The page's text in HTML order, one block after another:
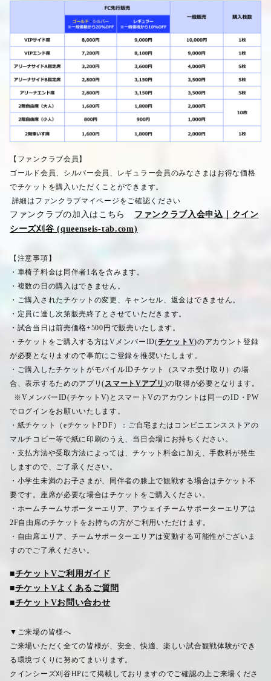
【ファンクラブ会員】
ゴールド会員、シルバー会員、レギュラー会員のみなさまはお得な価格
でチケットを購入いただくことができます。
詳細はファンクラブマイページをご確認ください
ファンクラブの加入はこちら ファンクラブ入会申込｜クイン
シーズ刈谷 (queenseis-tab.com)
【注意事項】
・車椅子料金は同伴者1名を含みます。
・複数の日の購入はできません。
・ご購入されたチケットの変更、キャンセル、返金はできません。
・定員に達し次第販売終了とさせていただきます。
・試合当日は前売価格+500 円で販売いたします。
・チケットをご購入する方はV メンバーID(チケットV)のアカウント登録
が必要となりますので事前にご登録を推奨いたします。
・ご購入したチケットがモバイルIDチケット（スマホ受け取り）の場
合、表示するためのアプリ(スマートVアプリ )の取得が必要となります。
※V メンバーID(チケット V) とスマートVのアカウントは同一のID ・PW
でログインをお願いいたします。
・紙チケット（ eチケットPDF ）：ご自宅またはコンビニエンスストアの
マルチコピー等で紙に印刷のうえ、当日会場にお持ちください。
・支払方法や受取方法によっては、チケット料金に加え、手数料が発生
しますので、ご了承ください。
・小学生未満のお子さまが、同伴者の膝上で観戦する場合はチケット不
要です。座席が必要な場合はチケットをご購入ください。
・ホームチームサポーターエリア、アウェイチームサポーターエリアは
2F自由席のチケットをお持ちの方がご利用いただけます。
・自由席エリア、チームサポーターエリアは変動する可能性がございま
すのでご了承ください。
■チケットVご利用ガイド
■チケットVよくあるご質問
■チケットVお問い合わせ
▼ご来場の皆様へ
ご来場いただく全ての皆様が、安全、快適、楽しい試合観戦体験ができ
る環境づくりに努めてまいります。
クインシーズ刈谷HPにて掲載しておりますのでご確認の上ご来場くださ